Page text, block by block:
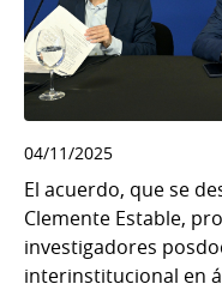
04/11/2025
El acuerdo, que se
Clemente Estable,
investigadores
interinstitucional en